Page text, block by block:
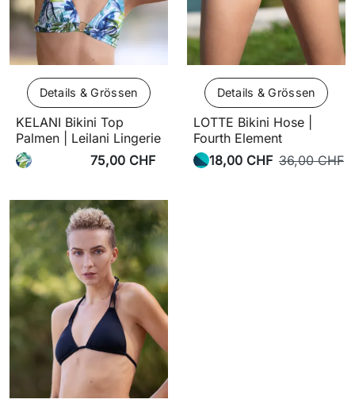
Details & Grössen
KELANI Bikini Top
Palmen | Leilani Lingerie
75,00 CHF
Details & Grössen
LOTTE Bikini Hose |
Fourth Element
18,00 CHF 36,00 CHF